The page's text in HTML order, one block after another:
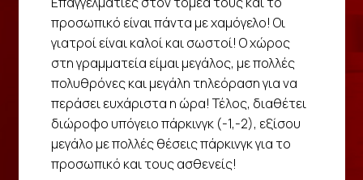
προσωπικό είναι πάντα με χαμόγελο! Οι
γιατροί είναι καλοί και σωστοί! Ο χώρος
στη γραμματεία είμαι μεγάλος, με πολλές
πολυθρόνες και μεγάλη τηλεόραση για να
περάσει ευχάριστα η ώρα! Τέλος, διαθέτει
διώροφο υπόγειο πάρκινγκ (-1,-2), εξίσου
μεγάλο με πολλές θέσεις πάρκινγκ για το
προσωπικό και τους ασθενείς!